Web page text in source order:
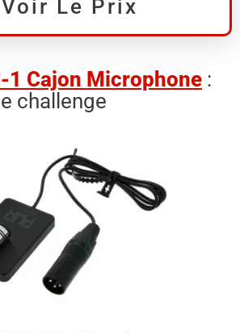
Voir Le Prix
1 Cajon Microphone :
challenge